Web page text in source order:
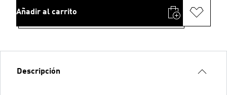
Añadir al carrito
Descripción